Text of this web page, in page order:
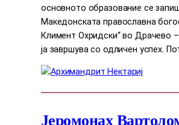
основното образование се
Македонската православна
Климент Охридски“ во Драчево –
ја завршува со одличен успех.
Јеромонах